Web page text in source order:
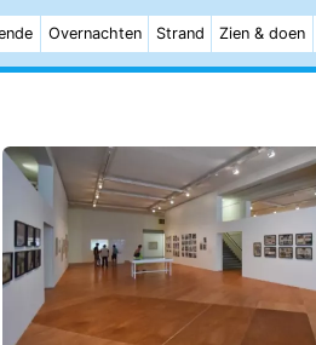
Overnachten Strand Zien & doen